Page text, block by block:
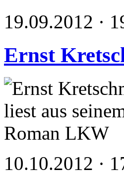
19.09.2012 ·
Ernst
10.10.2012 ·